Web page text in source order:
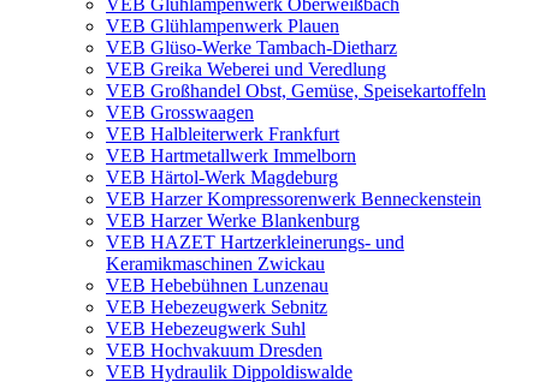
VEB Glühlampenwerk Oberweißbach
VEB Glühlampenwerk Plauen
VEB Glüso-Werke Tambach-Dietharz
VEB Greika Weberei und Veredlung
VEB Großhandel Obst, Gemüse, Speisekartoffeln
VEB Grosswaagen
VEB Halbleiterwerk Frankfurt
VEB Hartmetallwerk Immelborn
VEB Härtol-Werk Magdeburg
VEB Harzer Kompressorenwerk Benneckenstein
VEB Harzer Werke Blankenburg
VEB HAZET Hartzerkleinerungs- und
Keramikmaschinen Zwickau
VEB Hebebühnen Lunzenau
VEB Hebezeugwerk Sebnitz
VEB Hebezeugwerk Suhl
VEB Hochvakuum Dresden
VEB Hydraulik Dippoldiswalde